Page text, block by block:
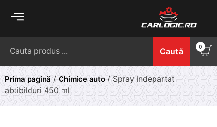
Caută 0
Prima pagină/Chimice auto/ Spray indepartat
abtibilduri 450 ml